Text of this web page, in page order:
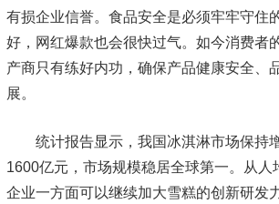
有损企业信誉。食品安全是必须牢牢守住
好，网红爆款也会很快过气。如今消费者
产商只有练好内功，确保产品健康安全、
展。
统计报告显示，我国冰淇淋市场保持
1600亿元，市场规模稳居全球第一。从
企业一方面可以继续加大雪糕的创新研发